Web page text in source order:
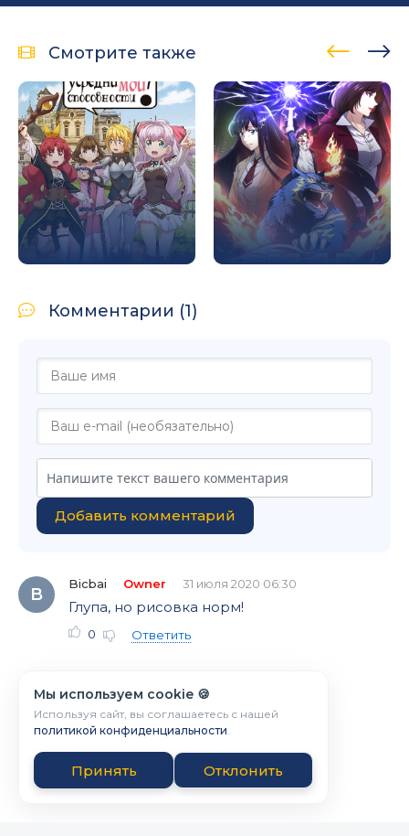
Смотрите также
Комментарии (1)
Добавить комментарий
B
Bicbai Owner 31 июля 2020 06:30
Глупа, но рисовка норм!
0 Ответить
Мы используем cookie 🍪
Используя сайт, вы соглашаетесь с нашей
политикой конфиденциальности.
Принять Отклонить